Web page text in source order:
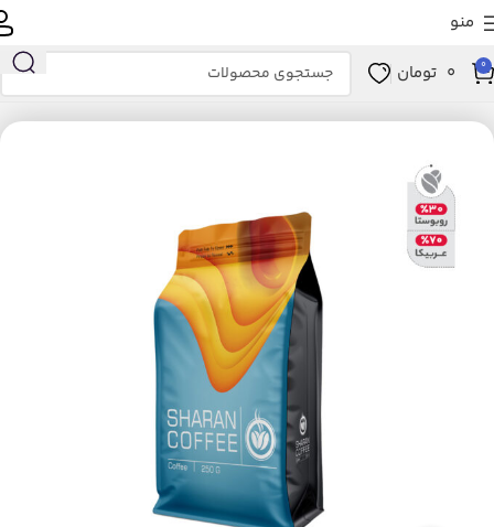
منو
0
0 تومان
خانه کالاهای سوپرمارکتی نوشیدنی‌های گرم